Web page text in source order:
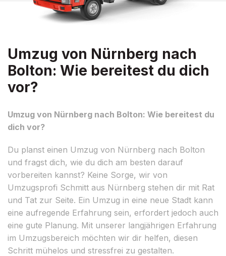
Umzug von Nürnberg nach
Bolton: Wie bereitest du dich
vor?
Umzug von Nürnberg nach Bolton: Wie bereitest du
dich vor?
Du planst einen Umzug von Nürnberg nach Bolton
und fragst dich, wie du dich am besten darauf
vorbereiten kannst? Keine Sorge, wir von
Umzugsprofi Schmitt aus Nürnberg stehen dir mit Rat
und Tat zur Seite. Ein Umzug in eine neue Stadt kann
eine aufregende Erfahrung sein, erfordert jedoch auch
eine gute Planung. Mit unserer langjährigen Erfahrung
im Umzugsbereich möchten wir dir helfen, diesen
Schritt mühelos und stressfrei zu gestalten.